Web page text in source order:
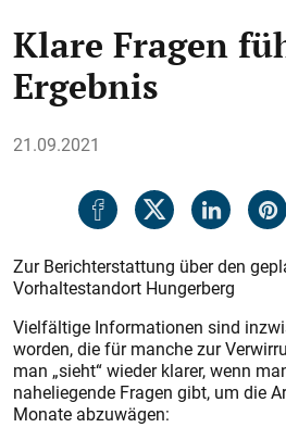
Klare Fragen
Ergebnis
21.09.2021
Zur Berichterstattung über den
Vorhaltestandort Hungerberg
Vielfältige Informationen sind
worden, die für manche zur
man „sieht“ wieder klarer, wenn
naheliegende Fragen gibt, um die
Monate abzuwägen: